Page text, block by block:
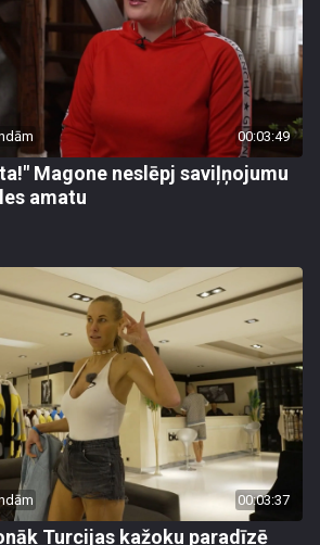
00:03:49
Magone neslēpj saviļņojumu
amatu
00:03:37
Turcijas kažoku paradīzē